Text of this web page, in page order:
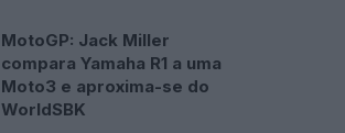
MotoGP: Jack Miller
compara Yamaha R1 a uma
Moto3 e aproxima-se do
WorldSBK